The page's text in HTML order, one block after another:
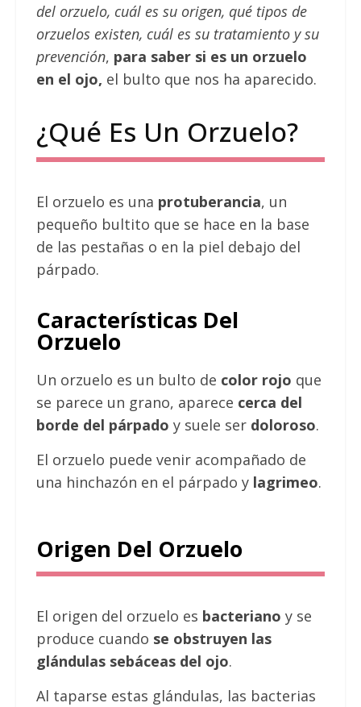
del orzuelo, cuál es su origen, qué tipos de
orzuelos existen, cuál es su tratamiento y su
prevención, para saber si es un orzuelo
en el ojo, el bulto que nos ha aparecido.
¿Qué Es Un Orzuelo?
El orzuelo es una protuberancia, un
pequeño bultito que se hace en la base
de las pestañas o en la piel debajo del
párpado.
Características Del
Orzuelo
Un orzuelo es un bulto de color rojo que
se parece un grano, aparece cerca del
borde del párpado y suele ser doloroso.
El orzuelo puede venir acompañado de
una hinchazón en el párpado y lagrimeo.
Origen Del Orzuelo
El origen del orzuelo es bacteriano y se
produce cuando se obstruyen las
glándulas sebáceas del ojo.
Al taparse estas glándulas, las bacterias